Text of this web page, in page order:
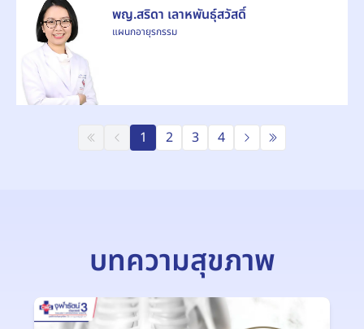
พญ.สริดา เลาหพันธุ์สวัสดิ์
แผนกอายุรกรรม
1 2 3 4
บทความสุขภาพ